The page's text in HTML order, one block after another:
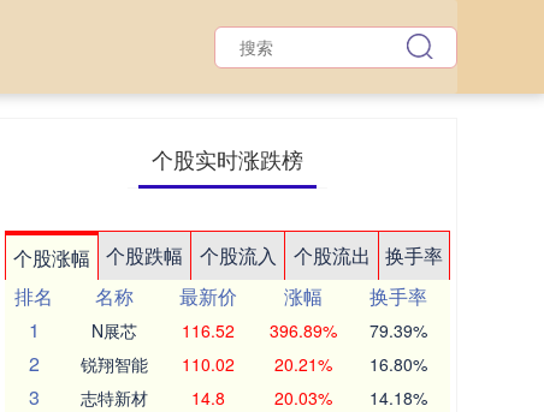
个股实时涨跌榜
个股涨幅 个股跌幅 个股流入 个股流出
换手率
排名
名称 最新价 涨幅
换手率
1
N展芯 116.52 396.89% 79.39%
2 锐翔智能 110.02 20.21% 16.80%
3 志特新材 14.8 20.03% 14.18%